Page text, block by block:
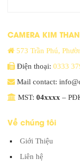
CAMERA KIM
573 Trần Phú,
Điện thoại: 0333
Mail contact:
MST: 04xxxx –
Về chúng tôi
Giới Thiệu
Liên hệ